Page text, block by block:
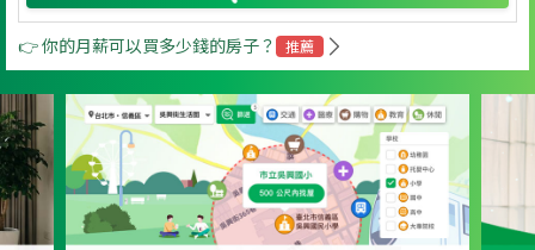
👉 你的月薪可以買多少錢的房子？ 推薦